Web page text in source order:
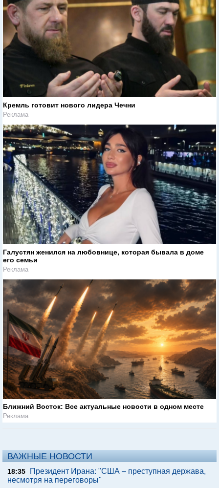
Кремль готовит нового лидера Чечни
Реклама
Галустян женился на любовнице, которая бывала в доме
его семьи
Реклама
Ближний Восток: Все актуальные новости в одном месте
Реклама
ВАЖНЫЕ НОВОСТИ
18:35
Президент Ирана: "США – преступная держава,
несмотря на переговоры"